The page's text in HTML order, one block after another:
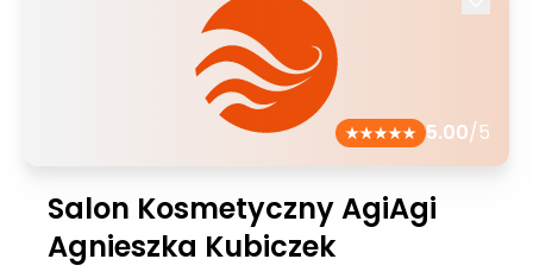
5.00/5
Salon Kosmetyczny AgiAgi
Agnieszka Kubiczek